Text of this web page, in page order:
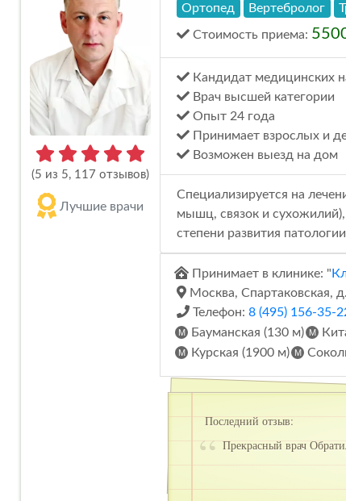
(5 из 5, 117 отзывов)
Лучшие врачи
Ортопед Вертебролог
Стоимость приема:
Кандидат медицинских
Врач высшей категории
Опыт 24 года
Принимает взрослых и
Возможен выезд на дом
Специализируется на
мышц, связок и
степени развития
Принимает в клинике: "
Москва, Спартаковская,
Телефон: 8 (495) 156-35-
Бауманская (130 м)
Курская (1900 м)
Последний отзыв:
Прекрасный врач